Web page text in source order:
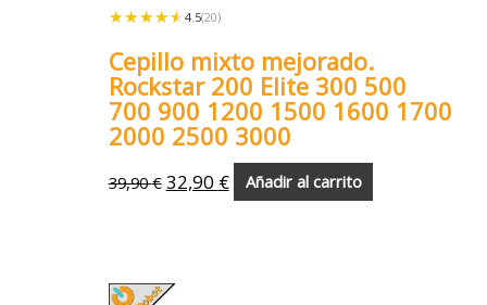
★★★★★
★★★★★ 4.5(20)
Cepillo mixto mejorado.
Rockstar 200 Elite 300 500
700 900 1200 1500 1600 1700
2000 2500 3000
39,90€ 32,90 € Añadir al carrito